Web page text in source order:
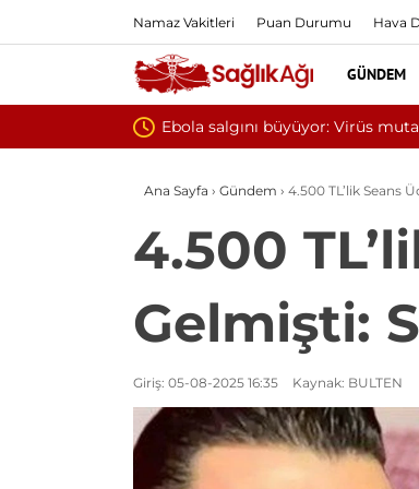
Namaz Vakitleri Puan Durumu Hava
GÜNDEM
Yılın ilk 6
Ana Sayfa › Gündem › 4.500 TL’lik Seans
4.500
Gelmişti:
Giriş: 05-08-2025 16:35 Kaynak: BULTEN